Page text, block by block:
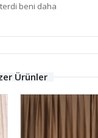
beni daha
Ürünler